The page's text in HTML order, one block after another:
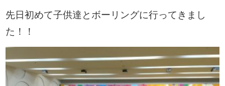
先日初めて子供達とボーリングに行ってきまし
た！！